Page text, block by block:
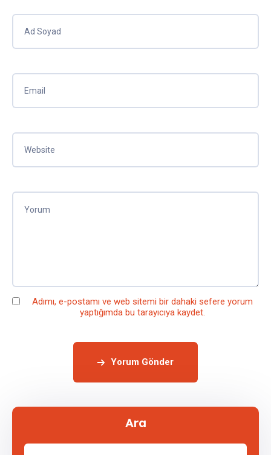
Adımı, e-postamı ve web sitemi bir dahaki sefere yorum
yaptığımda bu tarayıcıya kaydet.
Yorum Gönder
Ara